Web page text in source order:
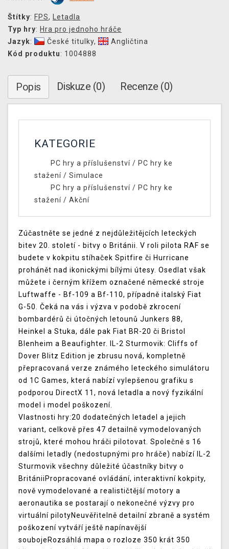
Štítky: FPS, Letadla
Typ hry: Hra pro jednoho hráče
Jazyk: České titulky,
Angličtina
Kód produktu: 1004888
Popis Diskuze (0) Recenze (0)
KATEGORIE
PC hry a příslušenství/ PC hry ke
stažení / Simulace
PC hry a příslušenství/ PC hry ke
stažení / Akční
Zúčastněte se jedné z nejdůležitějcích leteckých
bitev 20. století - bitvy o Británii. V roli pilota RAF se
budete v kokpitu stíhaček Spitfire či Hurricane
prohánět nad ikonickými bílými útesy. Osedlat však
můžete i černým křížem označené německé stroje
Luftwaffe - Bf-109 a Bf-110, případně italský Fiat
G-50. Čeká na vás i výzva v podobě zkrocení
bombardérů či útočných letounů Junkers 88,
Heinkel a Stuka, dále pak Fiat BR-20 či Bristol
Blenheim a Beaufighter. IL-2 Sturmovik: Cliffs of
Dover Blitz Edition je zbrusu nová, kompletně
přepracovaná verze známého leteckého simulátoru
od 1C Games, která nabízí vylepšenou grafiku s
podporou DirectX 11, nová letadla a nový fyzikální
model i model poškození.
Vlastnosti hry:20 dodatečných letadel a jejich
variant, celkově přes 47 detailně vymodelovaných
strojů, které mohou hráči pilotovat. Společně s 16
dalšími letadly (nedostupnými pro hráče) nabízí IL-2
Sturmovik všechny důležité účastníky bitvy o
BritániiPropracované ovládání, interaktivní kokpity,
nově vymodelované a realističtější motory a
aeronautika se postarají o nekonečné výzvy pro
virtuální pilotyNeuvěřitelně detailní zbraně a systém
poškození vytváří ještě napínavější
soubojeRozsáhlá mapa o rozloze 350 krát 350